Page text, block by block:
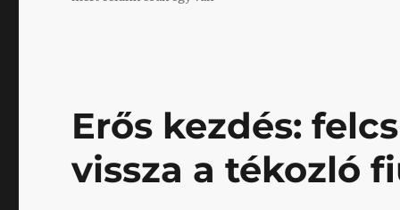
Erős kezdés:
vissza a tékozló